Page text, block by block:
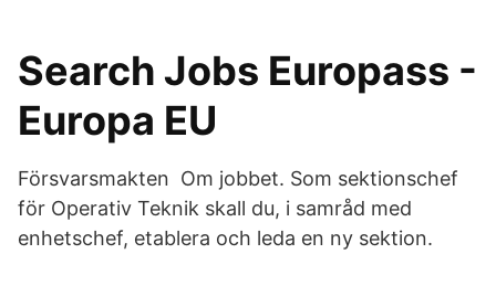
Search Jobs Europass -
Europa EU
Försvarsmakten Om jobbet. Som sektionschef
för Operativ Teknik skall du, i samråd med
enhetschef, etablera och leda en ny sektion.